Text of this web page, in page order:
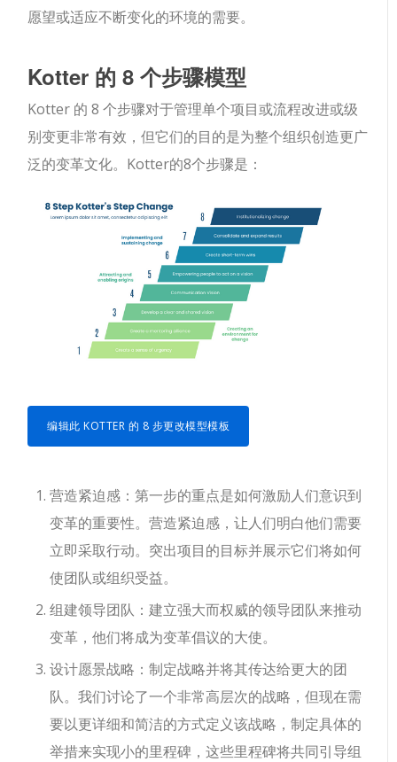
愿望或适应不断变化的环境的需要。
Kotter 的 8 个步骤模型
Kotter 的 8 个步骤对于管理单个项目或流程改进或级
别变更非常有效，但它们的目的是为整个组织创造更广
泛的变革文化。Kotter的8个步骤是：
编辑此 KOTTER 的 8 步更改模型模板
营造紧迫感：第一步的重点是如何激励人们意识到
变革的重要性。营造紧迫感，让人们明白他们需要
立即采取行动。突出项目的目标并展示它们将如何
使团队或组织受益。
组建领导团队：建立强大而权威的领导团队来推动
变革，他们将成为变革倡议的大使。
设计愿景战略：制定战略并将其传达给更大的团
队。我们讨论了一个非常高层次的战略，但现在需
要以更详细和简洁的方式定义该战略，制定具体的
举措来实现小的里程碑，这些里程碑将共同引导组